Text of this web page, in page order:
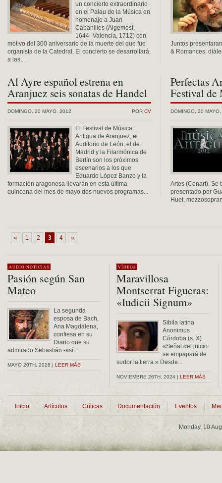
un concierto extraordinario
en el Palau de la Música en
homenaje a Juan
Cabanilles (Algemesí,
1644- Valencia, 1712) con
motivo del 300 aniversario de la muerte del que fue
organista de la Catedral. El concierto se desarrollará,
a las...
Juntos
& Romances,
Al Ayre español estrena en
Aranjuez seis sonatas de Handel
POR CV
DOMINGO, 20 MAYO, 2012
El Festival de Música
Antigua de Aranjuez, el
Auditorio de León, el de
Madrid y la Filarmónica de
Berlín son los próximos
escenarios a los que
Eduardo López Banzo y la
formación aragonesa llevarán en esta última
quincena del mes de mayo dos nuevos programas...
Perfectas
Festival de
DOMINGO, 20
Artes (Cenart). Se
presentado por
Huet,
« 1 2 3 4 »
AUDIO NOTICIAS
Pasión según San
Mateo
La segunda
esposa de Bach,
Ana Magdalena,
confiesa en su
Diario que su
admirado Sebastián -así...
MAYO 20TH, 2026 | LEER MÁS
VÍDEOS
Maravillosa
Montserrat Figueras:
«Iudicii Signum»
Sibila latina
Anonimus
Córdoba (s. X)
«Señal del juicio:
se empapará de
sudor la tierra.» Desde...
NOVIEMBRE 26TH, 2024 | LEER MÁS
Inicio Artículos Críticas Documentación Eventos
Monday, 10